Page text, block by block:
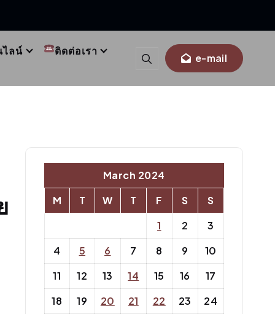
ไลน์ ติดต่อเรา
e-mail
March 2024
M
T W T F S
S
1
2
3
4
5 6 7 8 9
10
11
12 13 14 15 16
17
18
19 20 21 22 23
24